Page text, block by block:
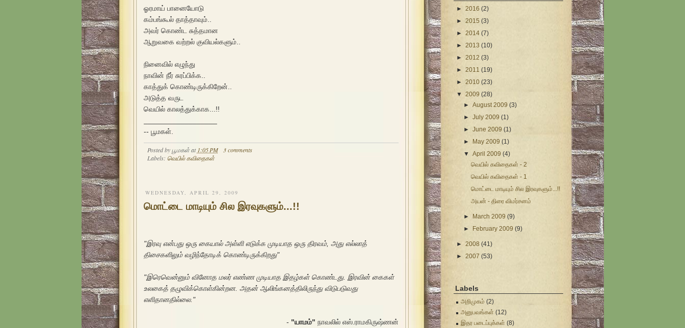
ஓரமாய் பானையோடு
கம்பங்கூல் தாத்தாவும்..
அவர் கொண்ட சுத்தமான
ஆறுவகை வற்றல் குவியல்களும்..
நினைவில் எழுந்து
நாவின் நீர் சுரப்பிக்க..
காத்துக் கொண்டிருக்கிறேன்..
அடுத்த வருட
வெயில் காலத்துக்காக...!!
-- பூமகள்.
Posted byபூமகள் at 1:05 PM
3 comments
Labels: வெயில் கவிதைகள்
WEDNESDAY, APRIL 29, 2009
மொட்டை மாடியும் சில இரவுகளும்...!!
"இரவு என்பது ஒரு கையால் அள்ளி எடுக்க முடியாத ஒரு திரவம், அது எல்லாத்
திசைகளிலும் வழிந்தோடிக் கொண்டிருக்கிறது"
"இரெவென்னும் வினோத மலர் எண்ண முடியாத இதழ்கள் கொண்டது. இரவின் கைகள்
உலகைத் தழுவிக்கொள்கின்றன. அதன் ஆலிங்கனத்திலிருந்து விடுபடுவது
எளிதானதில்லை."
- "யாமம்" நாவலில் எஸ்.ராமகிருஷ்ணன்
► 2016 (2)
► 2015 (3)
► 2014 (7)
► 2013 (10)
► 2012 (3)
► 2011 (19)
► 2010 (23)
▼ 2009 (28)
► August 2009 (3)
► July 2009 (1)
► June 2009 (1)
►
May 2009 (1)
▼ April 2009 (4)
வெயில் கவிதைகள் - 2
வெயில் கவிதைகள் - 1
மொட்டை மாடியும் சில இரவுகளும்...!!
அயன் - திரை விமர்சனம்
► March 2009 (9)
►
February 2009 (9)
► 2008 (41)
► 2007 (53)
Labels
அறிமுகம் (2)
அனுபவங்கள் (12)
இதர படைப்புக்கள் (8)